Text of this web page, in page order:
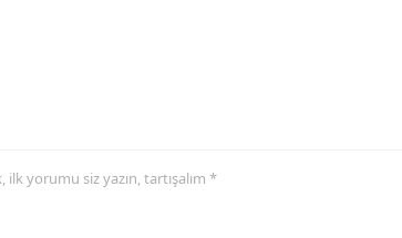
yorumu siz yazın, tartışalım *